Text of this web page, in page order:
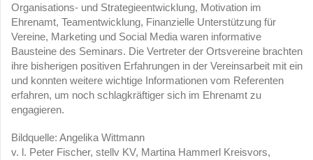
Organisations- und Strategieentwicklung, Motivation im
Ehrenamt, Teamentwicklung, Finanzielle Unterstützung für
Vereine, Marketing und Social Media waren informative
Bausteine des Seminars. Die Vertreter der Ortsvereine brachten
ihre bisherigen positiven Erfahrungen in der Vereinsarbeit mit ein
und konnten weitere wichtige Informationen vom Referenten
erfahren, um noch schlagkräftiger sich im Ehrenamt zu
engagieren.
Bildquelle: Angelika Wittmann
v. l. Peter Fischer, stellv KV, Martina Hammerl Kreisvors,